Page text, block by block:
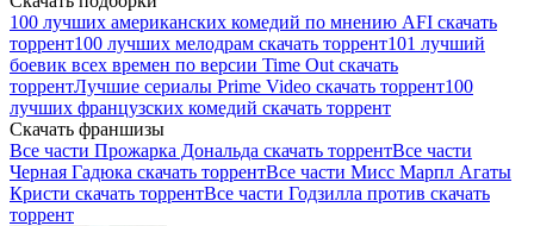
100 лучших американских комедий по мнению AFI скачать
торрент100 лучших мелодрам скачать торрент101 лучший
боевик всех времен по версии Time Out скачать
торрентЛучшие сериалы Prime Video скачать торрент100
лучших французских комедий скачать торрент
Скачать франшизы
Все части Прожарка Дональда скачать торрентВсе части
Черная Гадюка скачать торрентВсе части Мисс Марпл Агаты
Кристи скачать торрентВсе части Годзилла против скачать
торрент